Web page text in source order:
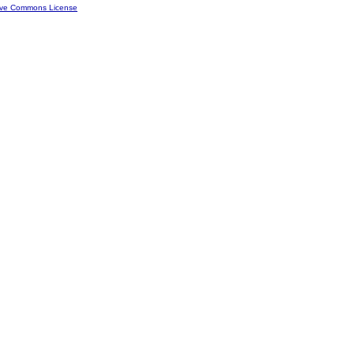
Commons License